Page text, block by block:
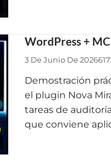
WordPress +
3 De Junio De 2026
Demostración
el plugin Nova
tareas de
que conviene